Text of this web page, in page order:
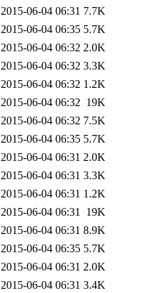
2015-06-04 06:31 7.7K
2015-06-04 06:35 5.7K
2015-06-04 06:32 2.0K
2015-06-04 06:32 3.3K
2015-06-04 06:32 1.2K
2015-06-04 06:32 19K
2015-06-04 06:32 7.5K
2015-06-04 06:35 5.7K
2015-06-04 06:31 2.0K
2015-06-04 06:31 3.3K
2015-06-04 06:31 1.2K
2015-06-04 06:31 19K
2015-06-04 06:31 8.9K
2015-06-04 06:35 5.7K
2015-06-04 06:31 2.0K
2015-06-04 06:31 3.4K